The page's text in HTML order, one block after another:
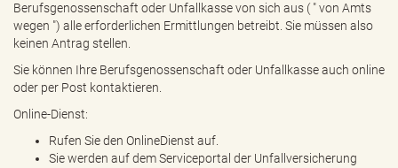
Berufsgenossenschaft oder Unfallkasse von sich aus ( " von Amts
wegen ") alle erforderlichen Ermittlungen betreibt. Sie müssen also
keinen Antrag stellen.
Sie können Ihre Berufsgenossenschaft oder Unfallkasse auch online
oder per Post kontaktieren.
Online-Dienst:
Rufen Sie den OnlineDienst auf.
Sie werden auf dem Serviceportal der Unfallversicherung